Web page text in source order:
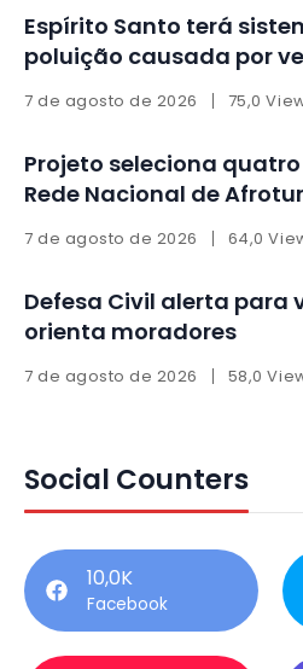
Espírito Santo terá
poluição causada por
7 de agosto de 2026 75,0
Projeto seleciona
Rede Nacional de
7 de agosto de 2026 64,0
Defesa Civil alerta para
orienta moradores
7 de agosto de 2026 58,0
Social Counters
10,0K
Facebook